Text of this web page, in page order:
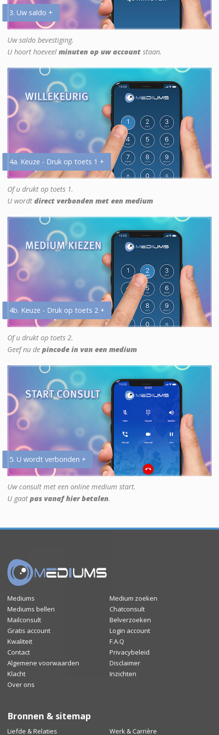
3. Uw saldo +
Uw saldo bevestiging.
U hoort hoeveel minuten op uw account staan.
4a. Keuze - Druk op toets 1 +
Of u drukt op toets 1.
U wordt direct verbonden met een medium
4b. Keuze - Druk op toets 2 +
Of u drukt op toets 2.
Geef nu de pincode in van een medium
5. U wordt verbonden +
Uw consult met een online medium start.
U gaat pas vanaf hier betalen.
Mediums
Medium zoeken
Mediums bellen
Chatconsult
Mailconsult
Belverzoeken
Gratis account
Login account
Kwaliteit
F.A.Q
Contact
Privacybeleid
Algemene voorwaarden
Disclaimer
Klacht
Inzichten
Over ons
Bronnen & sitemap
Liefde & Relaties Werk & Carrière